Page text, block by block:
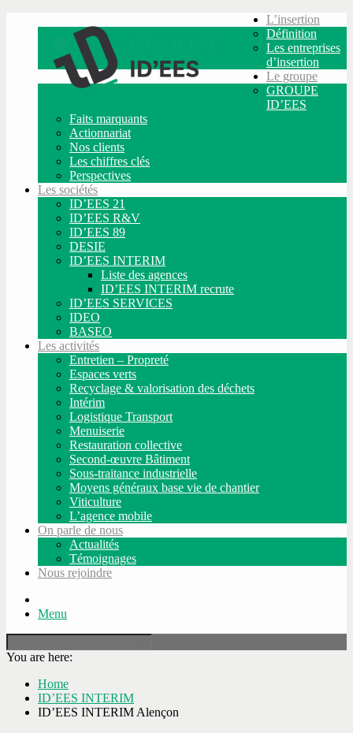
L’insertion
Définition
Les entreprises
d’insertion
Le groupe
GROUPE
ID’EES
Faits marquants
Actionnariat
Nos clients
Les chiffres clés
Perspectives
Les sociétés
ID’EES 21
ID’EES R&V
ID’EES 89
DESIE
ID’EES INTERIM
Liste des agences
ID’EES INTERIM recrute
ID’EES SERVICES
IDEO
BASEO
Les activités
Entretien – Propreté
Espaces verts
Recyclage & valorisation des déchets
Intérim
Logistique Transport
Menuiserie
Restauration collective
Second-œuvre Bâtiment
Sous-traitance industrielle
Moyens généraux base vie de chantier
Viticulture
L’agence mobile
On parle de nous
Actualités
Témoignages
Nous rejoindre
Menu
You are here:
Home
ID’EES INTERIM
ID’EES INTERIM Alençon